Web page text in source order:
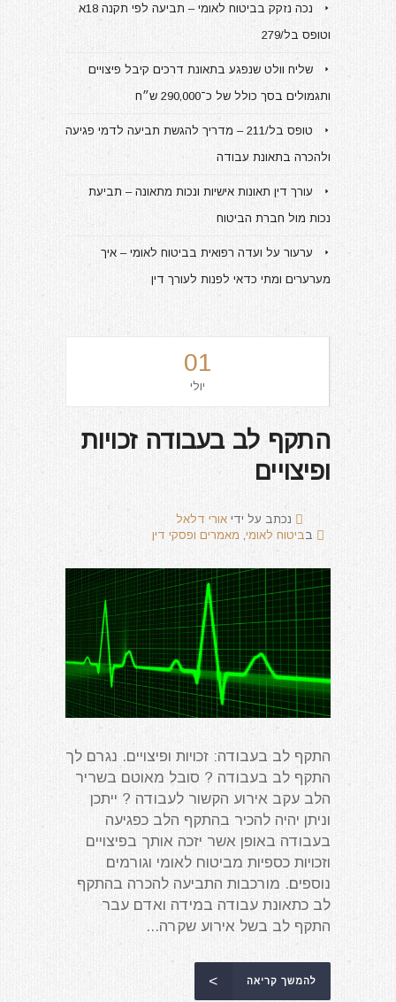
נכה נזקק בביטוח לאומי – תביעה לפי תקנה 18א
וטופס בל/279
שליח וולט שנפגע בתאונת דרכים קיבל פיצויים
ותגמולים בסך כולל של כ־290,000 ש״ח
טופס בל/211 – מדריך להגשת תביעה לדמי פגיעה
ולהכרה בתאונת עבודה
עורך דין תאונות אישיות ונכות מתאונה – תביעת
נכות מול חברת הביטוח
ערעור על ועדה רפואית בביטוח לאומי – איך
מערערים ומתי כדאי לפנות לעורך דין
01
יולי
התקף לב בעבודה זכויות
ופיצויים
נכתב על ידי אורי דלאל
בביטוח לאומי, מאמרים ופסקי דין
התקף לב בעבודה: זכויות ופיצויים. נגרם לך
התקף לב בעבודה ? סובל מאוטם בשריר
הלב עקב אירוע הקשור לעבודה ? ייתכן
וניתן יהיה להכיר בהתקף הלב כפגיעה
בעבודה באופן אשר יזכה אותך בפיצויים
וזכויות כספיות מביטוח לאומי וגורמים
נוספים. מורכבות התביעה להכרה בהתקף
לב כתאונת עבודה במידה ואדם עבר
התקף לב בשל אירוע שקרה...
להמשך קריאה